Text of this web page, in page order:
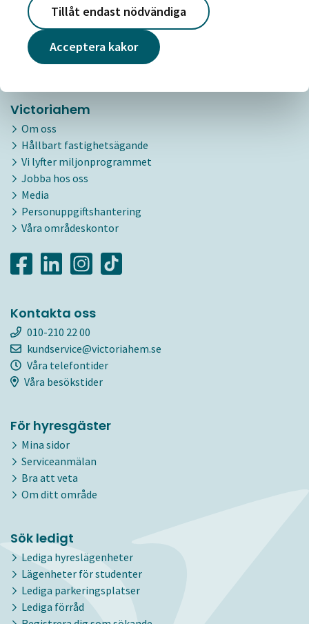
Acceptera kakor
Tillåt endast nödvändiga
Till pressrum och prenumerationen
Victoriahem
Om oss
Hållbart fastighetsägande
Vi lyfter miljonprogrammet
Jobba hos oss
Media
Personuppgiftshantering
Våra områdeskontor
Kontakta oss
010-210 22 00
kundservice@victoriahem.se
Våra telefontider
Våra besökstider
För hyresgäster
Mina sidor
Serviceanmälan
Bra att veta
Om ditt område
Sök ledigt
Lediga hyreslägenheter
Lägenheter för studenter
Lediga parkeringsplatser
Lediga förråd